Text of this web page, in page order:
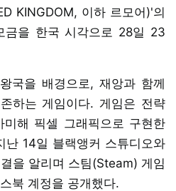
KINGDOM, 이하 르모어)'의
금을 한국 시각으로 28일 23
국을 배경으로, 재앙과 함께
하는 게임이다. 게임은 전략
해 픽셀 그래픽으로 구현한
난 14일 블랙앵커 스튜디오와
을 알리며 스팀(Steam) 게임
북 계정을 공개했다.